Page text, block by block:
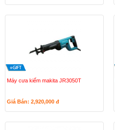
Máy cưa kiếm makita JR3050T
Giá Bán: 2,920,000 đ